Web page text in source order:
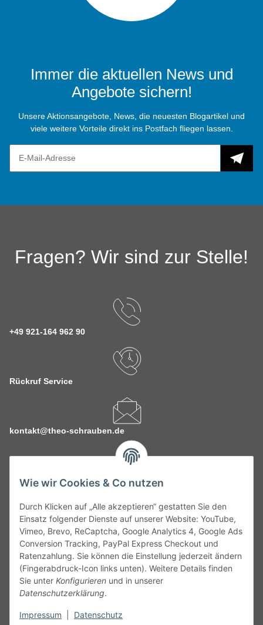
Wie wir Cookies & Co nutzen
Durch Klicken auf „Alle akzeptieren“ gestatten Sie den
Einsatz folgender Dienste auf unserer Website: YouTube,
Vimeo, Brevo, ReCaptcha, Google Analytics 4, Google Ads
Conversion Tracking, PayPal Express Checkout und
Ratenzahlung. Sie können die Einstellung jederzeit ändern
(Fingerabdruck-Icon links unten). Weitere Details finden
Sie unter Konfigurieren und in unserer
Datenschutzerklärung.
Impressum Datenschutz
Immer die aktuellen News und
Angebote sichern!
Unsere Aktionsangebote, News, die neuesten Blogartikel und
viele weitere Vorteile direkt ins Postfach fliegen lassen.
Fragen? Wir sind zur Stelle!
+49 921-164 962 90
Rückruf Service
kontakt@theo-schrauben.de
Service
Gesetzliche Informationen
Alle technischen Angaben ohne Gewähr. Irrtümer und fehlerhafte
Angaben vorbehalten. Wenn Sie Datenblätter oder spezielle
unseren Kundenservice. Abbildungen der Artikel können